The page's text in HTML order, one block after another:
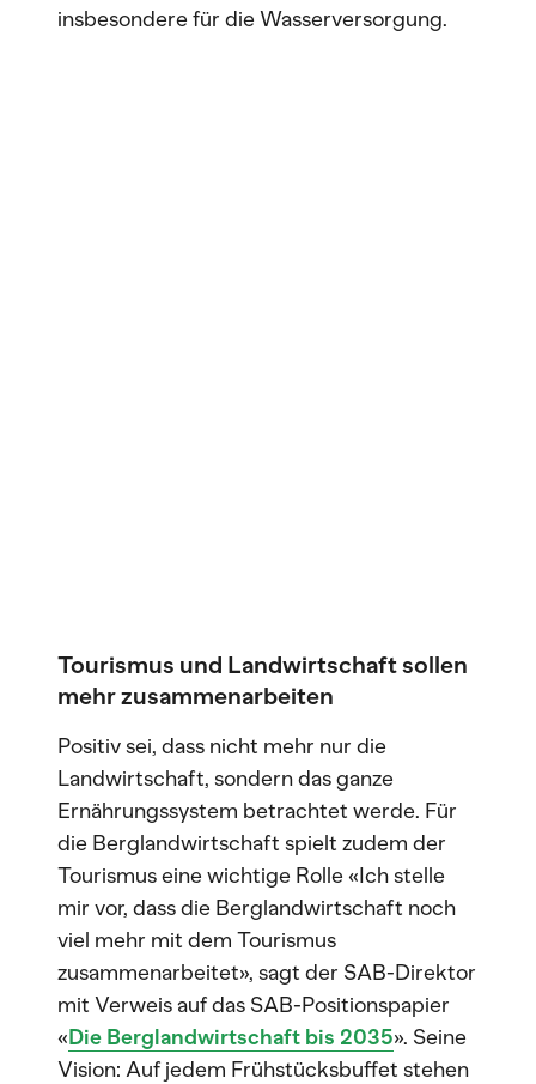
insbesondere für die Wasserversorgung.
Tourismus und Landwirtschaft sollen
mehr zusammenarbeiten
Positiv sei, dass nicht mehr nur die
Landwirtschaft, sondern das ganze
Ernährungssystem betrachtet werde. Für
die Berglandwirtschaft spielt zudem der
Tourismus eine wichtige Rolle «Ich stelle
mir vor, dass die Berglandwirtschaft noch
viel mehr mit dem Tourismus
zusammenarbeitet», sagt der SAB-Direktor
mit Verweis auf das SAB-Positionspapier
«Die Berglandwirtschaft bis 2035». Seine
Vision: Auf jedem Frühstücksbuffet stehen